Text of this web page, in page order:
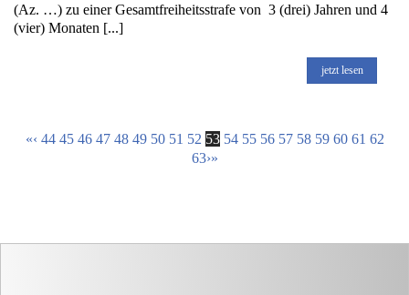
(Az. …) zu einer Gesamtfreiheitsstrafe von 3 (drei) Jahren und 4
(vier) Monaten [...]
jetzt lesen
«‹ 44 45 46 47 48 49 50 51 52 53 54 55 56 57 58 59 60 61 62
63›»